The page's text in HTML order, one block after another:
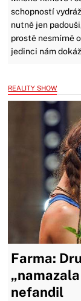
schopností
nutně jen
prostě nesmírně
jedinci nám
REALITY SHOW
Farma:
nefandil